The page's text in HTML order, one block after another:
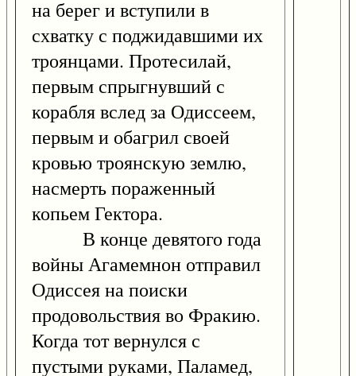
на берег и вступили в
схватку с поджидавшими их
троянцами. Протесилай,
первым спрыгнувший с
корабля вслед за Одиссеем,
первым и обагрил своей
кровью троянскую землю,
насмерть пораженный
копьем Гектора.
В конце девятого года
войны Агамемнон отправил
Одиссея на поиски
продовольствия во Фракию.
Когда тот вернулся с
пустыми руками, Паламед,